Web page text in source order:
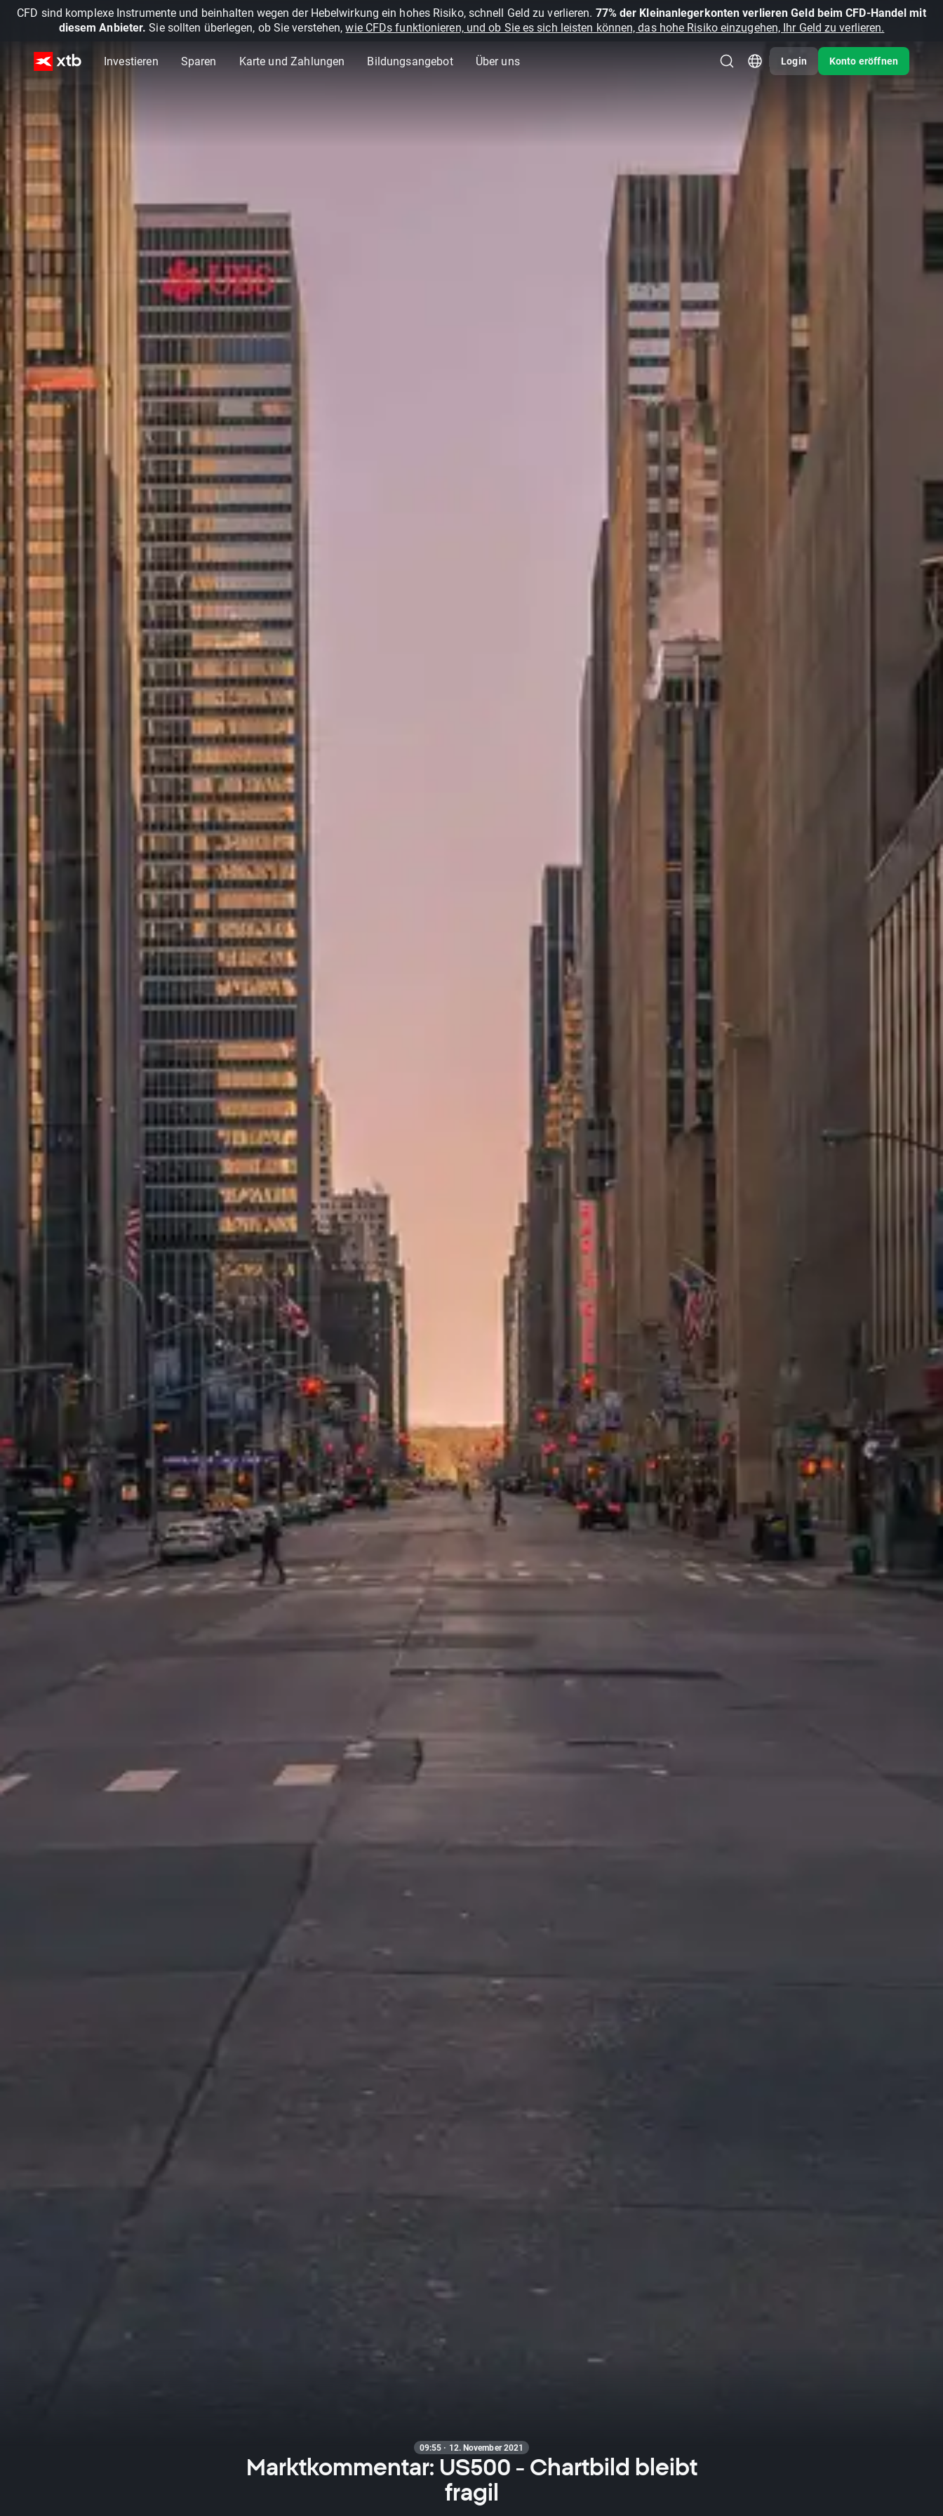
CFD sind komplexe Instrumente und beinhalten wegen der Hebelwirkung ein hohes Risiko, schnell Geld zu verlieren. 77% der Kleinanlegerkonten verlieren Geld beim CFD-Handel mit
diesem Anbieter. Sie sollten überlegen, ob Sie verstehen,wie CFDs funktionieren, und ob Sie es sich leisten können, das hohe Risiko einzugehen, Ihr Geld zu verlieren.
Investieren Sparen Karte und Zahlungen Bildungsangebot Über uns Login Konto eröffnen
09:55 · 12. November 2021
Marktkommentar: US500 - Chartbild bleibt
fragil